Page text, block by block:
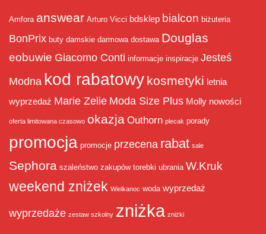
Amfora answear Arturo Vicci bdsklep bialcon biżuteria
BonPrix buty damskie darmowa dostawa Douglas
eobuwie Giacomo Conti informacje inspiracje Jesteś
Modna kod rabatowy kosmetyki letnia
wyprzedaż Marie Zelie Moda Size Plus Molly nowości
oferta limitowana czasowo okazja Outhorn plecak porady
promocja promocje przecena rabat sale
Sephora szaleństwo zakupów torebki ubrania W.Kruk
weekend zniżek Wielkanoc woda wyprzedaż
wyprzedaże zestaw szkolny zniżka zniżki